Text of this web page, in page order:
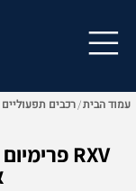
עמוד הבית/ רכבים